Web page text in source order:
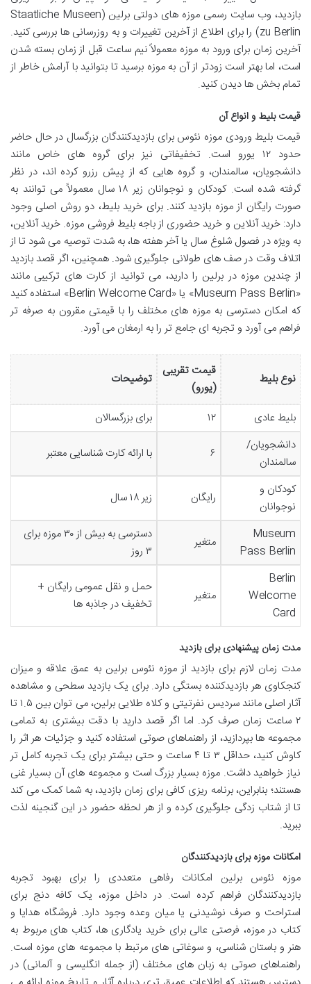
بازدید، وب سایت رسمی موزه های دولتی برلین (Staatliche Museen
zu Berlin) را برای اطلاع از آخرین تغییرات و به روزرسانی ها بررسی کنید.
آخرین زمان برای ورود به موزه معمولاً نیم ساعت قبل از زمان بسته شدن
است، اما بهتر است زودتر از آن به موزه برسید تا بتوانید با آرامش خاطر از
تمام بخش ها دیدن کنید.
قیمت بلیط و انواع آن
قیمت بلیط ورودی موزه نئوس برای بازدیدکنندگان بزرگسال در حال حاضر
حدود ۱۲ یورو است. تخفیفاتی نیز برای گروه های خاص مانند
دانشجویان، سالمندان، و گروه هایی که از پیش رزرو کرده اند، در نظر
گرفته شده است. کودکان و نوجوانان زیر ۱۸ سال معمولاً می توانند به
صورت رایگان از موزه بازدید کنند. برای خرید بلیط، دو روش اصلی وجود
دارد: خرید آنلاین و خرید حضوری از باجه بلیط فروشی موزه. خرید آنلاین،
به ویژه در فصول شلوغ سال یا آخر هفته ها، به شدت توصیه می شود تا از
اتلاف وقت در صف های طولانی جلوگیری شود. همچنین، اگر قصد بازدید
از چندین موزه در برلین را دارید، می توانید از کارت های ترکیبی مانند
«Museum Pass Berlin» یا «Berlin Welcome Card» استفاده کنید
که امکان دسترسی به موزه های مختلف را با قیمتی مقرون به صرفه تر
فراهم می آورد و تجربه ای جامع تر را به ارمغان می آورد.
نوع بلیط
قیمت تقریبی
(یورو)
توضیحات
بلیط عادی ۱۲
برای بزرگسالان
دانشجویان/
سالمندان
۶ با ارائه کارت شناسایی معتبر
کودکان و
نوجوانان
رایگان زیر ۱۸ سال
Museum
Pass Berlin
متغیر
دسترسی به بیش از ۳۰ موزه برای
۳ روز
Berlin
Welcome
Card
متغیر
حمل و نقل عمومی رایگان +
تخفیف در جاذبه ها
مدت زمان پیشنهادی برای بازدید
مدت زمان لازم برای بازدید از موزه نئوس برلین به عمق علاقه و میزان
کنجکاوی هر بازدیدکننده بستگی دارد. برای یک بازدید سطحی و مشاهده
آثار اصلی مانند سردیس نفرتیتی و کلاه طلایی برلین، می توان بین ۱.۵ تا
۲ ساعت زمان صرف کرد. اما اگر قصد دارید با دقت بیشتری به تمامی
مجموعه ها بپردازید، از راهنماهای صوتی استفاده کنید و جزئیات هر اثر را
کاوش کنید، حداقل ۳ تا ۴ ساعت و حتی بیشتر برای یک تجربه کامل تر
نیاز خواهید داشت. موزه بسیار بزرگ است و مجموعه های آن بسیار غنی
هستند؛ بنابراین، برنامه ریزی کافی برای زمان بازدید، به شما کمک می کند
تا از شتاب زدگی جلوگیری کرده و از هر لحظه حضور در این گنجینه لذت
ببرید.
امکانات موزه برای بازدیدکنندگان
موزه نئوس برلین امکانات رفاهی متعددی را برای بهبود تجربه
بازدیدکنندگان فراهم کرده است. در داخل موزه، یک کافه دنج برای
استراحت و صرف نوشیدنی یا میان وعده وجود دارد. فروشگاه هدایا و
کتاب در موزه، فرصتی عالی برای خرید یادگاری ها، کتاب های مربوط به
هنر و باستان شناسی، و سوغاتی های مرتبط با مجموعه های موزه است.
راهنماهای صوتی به زبان های مختلف (از جمله انگلیسی و آلمانی) در